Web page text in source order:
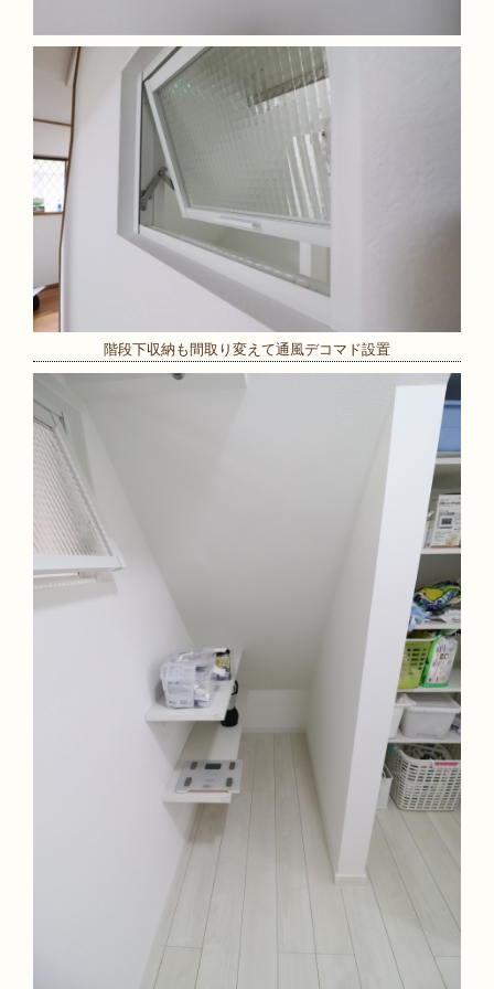
階段下収納も間取り変えて通風デコマド設置